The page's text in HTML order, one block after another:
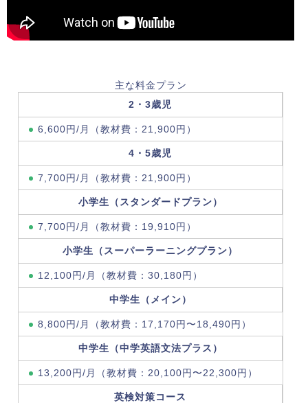
主な料金プラン
2・3歳児
6,600円/月（教材費：21,900円）
4・5歳児
7,700円/月（教材費：21,900円）
小学生（スタンダードプラン）
7,700円/月（教材費：19,910円）
小学生（スーパーラーニングプラン）
12,100円/月（教材費：30,180円）
中学生（メイン）
8,800円/月（教材費：17,170円〜18,490円）
中学生（中学英語文法プラス）
13,200円/月（教材費：20,100円〜22,300円）
英検対策コース